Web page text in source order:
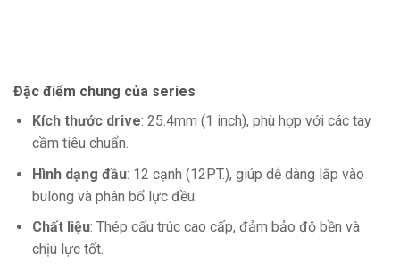
Đặc điểm chung của series
Kích thước drive: 25.4mm (1 inch), phù hợp với các tay
cầm tiêu chuẩn.
Hình dạng đầu: 12 cạnh (12PT.), giúp dễ dàng lắp vào
bulong và phân bổ lực đều.
Chất liệu: Thép cấu trúc cao cấp, đảm bảo độ bền và
chịu lực tốt.